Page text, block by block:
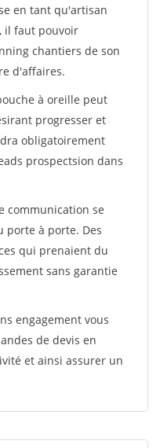
en tant qu'artisan
il faut pouvoir
chantiers de son
d'affaires.
à oreille peut
progresser et
obligatoirement
prospectsion dans
communication se
porte à porte. Des
qui prenaient du
sans garantie
engagement vous
de devis en
et ainsi assurer un